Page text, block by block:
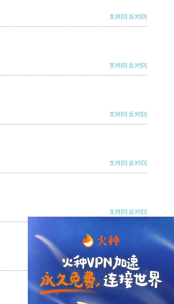
支持[0] 反对[0]
支持[0] 反对[0]
支持[0] 反对[0]
支持[0] 反对[0]
支持[0] 反对[0]
支持[0] 反对